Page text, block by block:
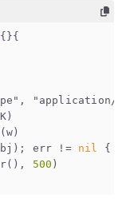
{}{
,
"application/
err != nil
{
500 )